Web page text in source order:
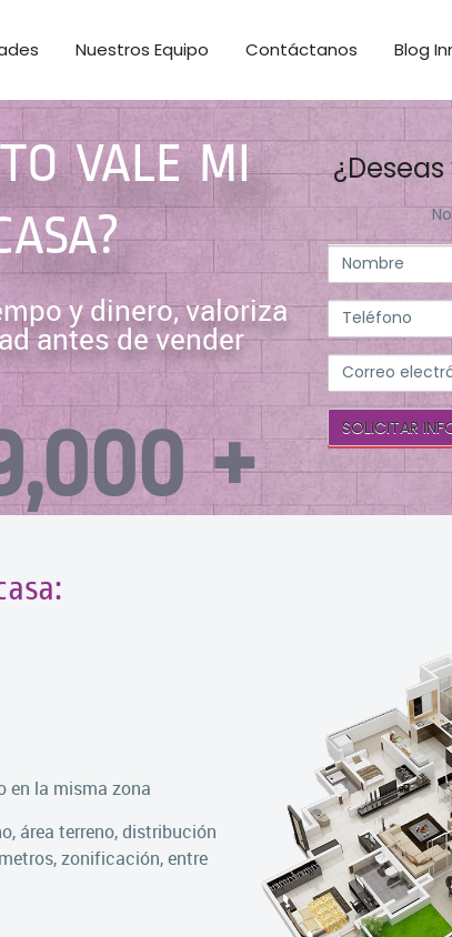
Nuestros Equipo Contáctanos Blog
VALE MI
y dinero, valoriza
antes de vender
,000 +
en la misma zona
área terreno, distribución
zonificación, entre